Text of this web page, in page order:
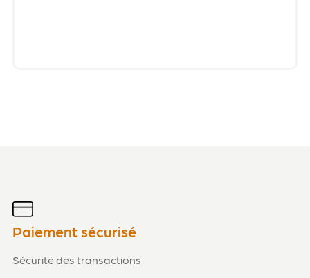
Paiement sécurisé
Sécurité des transactions